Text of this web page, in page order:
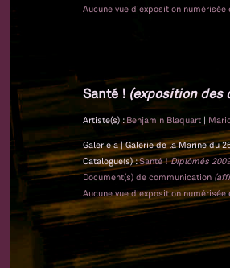
Aucune vue d'exposition numérisée
Santé ! (exposition des
Artiste(s) : Benjamin Blaquart |
Galerie a | Galerie de la Marine du
Catalogue(s) :Santé !Diplômés
Document(s) de communication
Aucune vue d'exposition numérisée